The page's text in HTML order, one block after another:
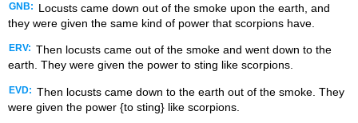
GNB:
Locusts came down out of the smoke upon the earth, and
they were given the same kind of power that scorpions have.
ERV: Then locusts came out of the smoke and went down to the
earth. They were given the power to sting like scorpions.
EVD: Then locusts came down to the earth out of the smoke. They
were given the power {to sting} like scorpions.